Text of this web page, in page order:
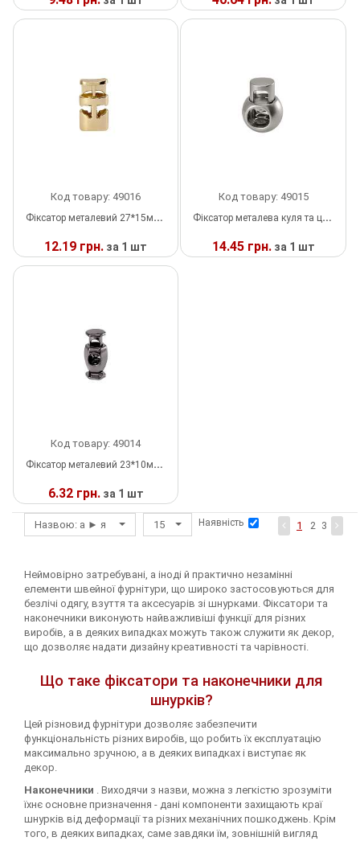
Фіксатори, наконечники
Шнурки Гумові
Пакетна етикетка
Код товару: 49016
Фіксатор металевий 27*15мм золото, шт
12.19 грн. за 1 шт
Код товару: 49015
Фіксатор металева куля та циліндр 27*20мм NIKEL матовий, шт
14.45 грн.за 1 шт
Код товару: 49014
Фіксатор металевий 23*10мм BLАCK NIKEL, шт
6.32 грн.за 1 шт
У
НАЯВНОСТІ
Назвою: а ► я 15 Наявність 1 2 3
Неймовірно затребувані, а іноді й практично незамінні
елементи швейної фурнітури, що широко застосовуються для
безлічі одягу, взуття та аксесуарів зі шнурками. Фіксатори та
наконечники виконують найважливіші функції для різних
виробів, а в деяких випадках можуть також служити як декор,
що дозволяє надати дизайну креативності та чарівності.
Що таке фіксатори та наконечники для
шнурків?
Цей різновид фурнітури дозволяє забезпечити
функціональність різних виробів, що робить їх експлуатацію
максимально зручною, а в деяких випадках і виступає як
декор.
Наконечники . Виходячи з назви, можна з легкістю зрозуміти
їхнє основне призначення - дані компоненти захищають краї
шнурків від деформації та різних механічних пошкоджень. Крім
того, в деяких випадках, саме завдяки їм, зовнішній вигляд